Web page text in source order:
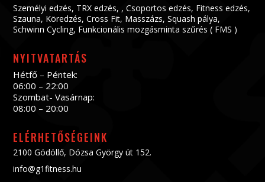
Személyi edzés, TRX edzés, ,Csoportos edzés, Fitness edzés,
Szauna, Köredzés,Cross Fit, Masszázs,Squash pálya,
Schwinn Cycling, Funkcionális mozgásminta szűrés ( FMS )
NYITVATARTÁS
Hétfő – Péntek:
06:00 – 22:00
Szombat- Vasárnap:
08:00 – 20:00
ELÉRHETŐSÉGEINK
2100 Gödöllő, Dózsa György út 152.
info@g1fitness.hu